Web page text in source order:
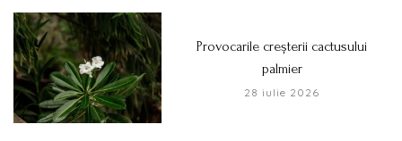
Provocarile creșterii cactusului
palmier
28 iulie 2026